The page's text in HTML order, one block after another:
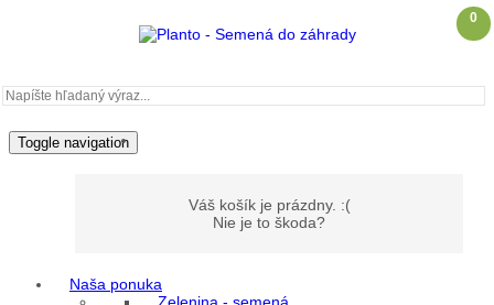
Toggle navigation
0
Váš košík je prázdny. :(
Nie je to škoda?
Naša ponuka